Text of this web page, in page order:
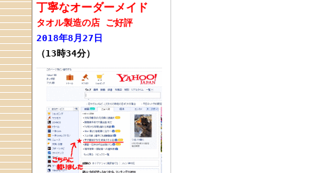
丁寧なオーダーメイド
タオル製造の店 ご好評
2018年8月27日
（13時34分）